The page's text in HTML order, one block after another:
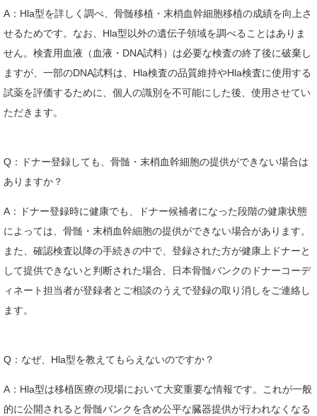
A：Hla型を詳しく調べ、骨髄移植・末梢血幹細胞移植の成績を向上さ
せるためです。なお、Hla型以外の遺伝子領域を調べることはありま
せん。検査用血液（血液・DNA試料）は必要な検査の終了後に破棄し
ますが、一部のDNA試料は、Hla検査の品質維持やHla検査に使用する
試薬を評価するために、個人の識別を不可能にした後、使用させてい
ただきます。
Q：ドナー登録しても、骨髄・末梢血幹細胞の提供ができない場合は
ありますか？
A：ドナー登録時に健康でも、ドナー候補者になった段階の健康状態
によっては、骨髄・末梢血幹細胞の提供ができない場合があります。
また、確認検査以降の手続きの中で、登録された方が健康上ドナーと
して提供できないと判断された場合、日本骨髄バンクのドナーコーデ
ィネート担当者が登録者とご相談のうえで登録の取り消しをご連絡し
ます。
Q：なぜ、Hla型を教えてもらえないのですか？
A：Hla型は移植医療の現場において大変重要な情報です。これが一般
的に公開されると骨髄バンクを含め公平な臓器提供が行われなくなる